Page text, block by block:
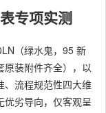
专项实测
（绿水鬼，95 新
原装附件齐全），以
、流程规范性四大维
优劣导向，仅客观呈